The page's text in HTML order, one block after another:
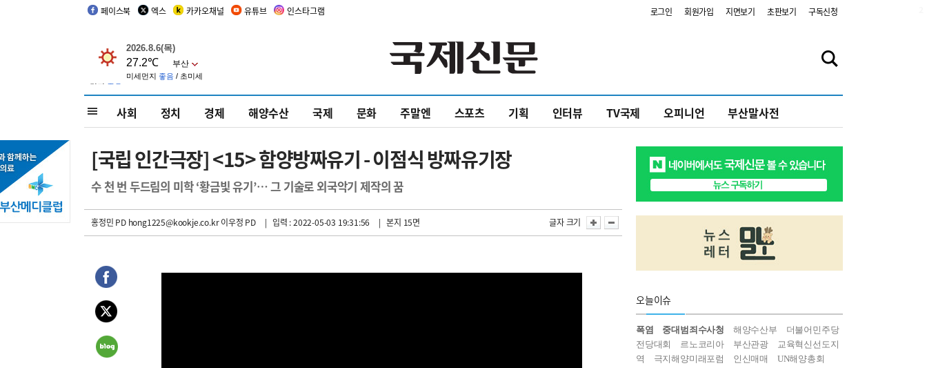
페이스북 엑스 카카오채널 유튜브 인스타그램 로그인 회원가입 지면보기 초판보기 구독신청
사회 정치 경제 해양수산 국제 문화 주말엔 스포츠 기획 인터뷰 TV국제 오피니언 부산말사전
[국립 인간극장] <15> 함양방짜유기 - 이점식 방짜유기장
수 천 번 두드림의 미학 ‘황금빛 유기’… 그 기술로 외국악기 제작의 꿈
홍정민 PD hong1225@kookje.co.kr이우정 PD | 입력 : 2022-05-03 19:31:56 | 본지 15면 글자 크기
오늘이슈
폭염 중대범죄수사청 해양수산부
더불어민주당
전당대회
르노코리아 부산관광
교육혁신선도지
역
극지해양미래포럼 인신매매 UN해양총회